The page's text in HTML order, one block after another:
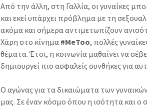
Από την άλλη, στη Γαλλία, οι γυναίκες
και εκεί υπάρχει πρόβλημα με τη
ακόμα και σήμερα αντιμετωπίζουν
Χάρη στο κίνημα #MeToo, πολλές
θέματα. Έτσι, η κοινωνία μαθαίνει να
δημιουργεί πιο ασφαλείς συνθήκες για
Ο αγώνας για τα δικαιώματα των
μας. Σε έναν κόσμο όπου η ισότητα και ο